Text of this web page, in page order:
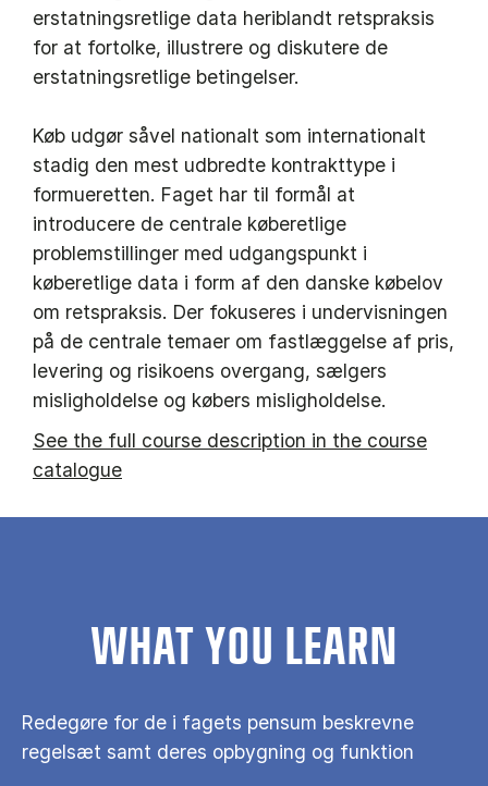
erstatningsretlige data heriblandt retspraksis
for at fortolke, illustrere og diskutere de
erstatningsretlige betingelser.
Køb udgør såvel nationalt som internationalt
stadig den mest udbredte kontrakttype i
formueretten. Faget har til formål at
introducere de centrale køberetlige
problemstillinger med udgangspunkt i
køberetlige data i form af den danske købelov
om retspraksis. Der fokuseres i undervisningen
på de centrale temaer om fastlæggelse af pris,
levering og risikoens overgang, sælgers
misligholdelse og købers misligholdelse.
See the full course description in the course
catalogue
WHAT YOU LEARN
Redegøre for de i fagets pensum beskrevne
regelsæt samt deres opbygning og funktion